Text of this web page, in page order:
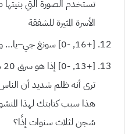
تستخدم الصورة التي
الأسرة المثيرة للشفقة
[+16,
-0] سونغ جي–يا…
[+13, -0]
إذا هو سرق 20
ترى أنه ظلم شديد أن
هذا سبب كتابتك لهذا
سُجن لثلاث سنوات إذًا؟